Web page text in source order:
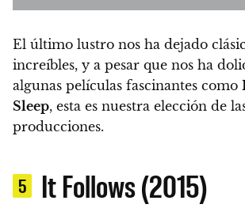
El último lustro nos ha dejado
increíbles, y a pesar que nos ha
algunas películas fascinantes como
Sleep, esta es nuestra elección de
producciones.
5 It Follows (2015)